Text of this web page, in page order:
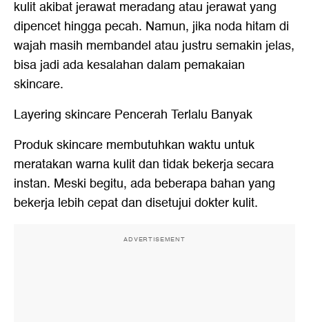
kulit akibat jerawat meradang atau jerawat yang
dipencet hingga pecah. Namun, jika noda hitam di
wajah masih membandel atau justru semakin jelas,
bisa jadi ada kesalahan dalam pemakaian
skincare.
Layering skincare Pencerah Terlalu Banyak
Produk skincare membutuhkan waktu untuk
meratakan warna kulit dan tidak bekerja secara
instan. Meski begitu, ada beberapa bahan yang
bekerja lebih cepat dan disetujui dokter kulit.
ADVERTISEMENT